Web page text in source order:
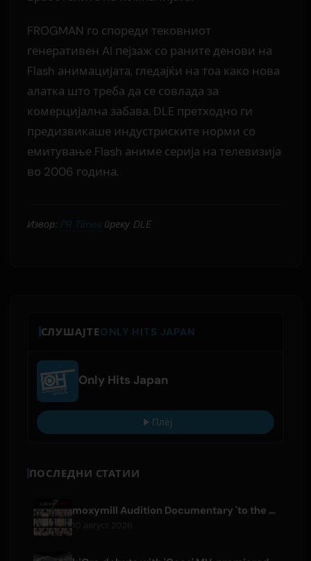
FROGMAN го спореди тековниот
генеративен AI пејзаж со раните денови на
Flash анимацијата, гледајќи на тоа како нова
алатка што треба да се совлада за
комерцијална забава. DLE претходно ги
предизвикаше индустриските норми со
емитување Flash аниме серија на телевизија
во 2006 година.
Извор: PR Timesпреку DLE
СЛУШАЈТЕONLY HITS JAPAN
Only Hits Japan
Плеј
ПОСЛЕДНИ СТАТИИ
moxymill Audition Documentary 'to the nex7' Episode 1 Released